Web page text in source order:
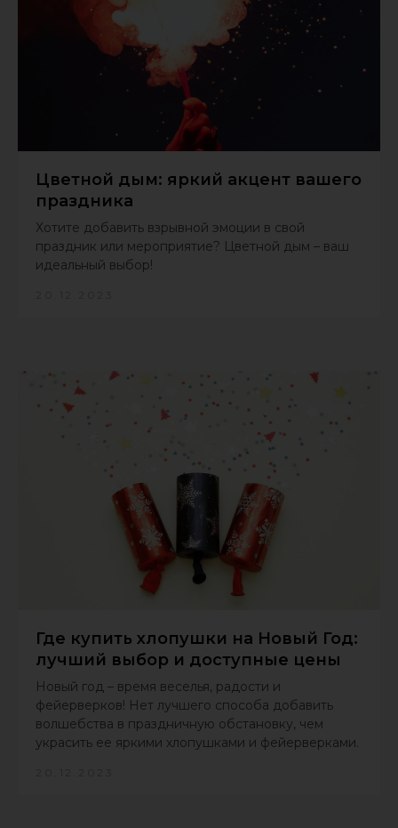
Цветной дым: яркий акцент вашего
праздника
Хотите добавить взрывной эмоции в свой
праздник или мероприятие? Цветной дым – ваш
идеальный выбор!
Где купить хлопушки на Новый Год:
лучший выбор и доступные цены
Новый год – время веселья, радости и
фейерверков! Нет лучшего способа добавить
волшебства в праздничную обстановку, чем
украсить ее яркими хлопушками и фейерверками.